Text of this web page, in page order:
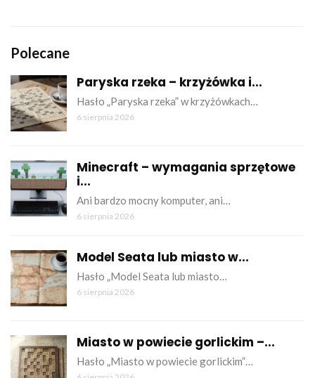
Polecane
Paryska rzeka – krzyżówka i...
Hasło „Paryska rzeka” w krzyżówkach…
6 sierpnia 2026
Minecraft – wymagania sprzętowe
i...
Ani bardzo mocny komputer, ani…
6 sierpnia 2026
Model Seata lub miasto w...
Hasło „Model Seata lub miasto…
6 sierpnia 2026
Miasto w powiecie gorlickim –...
Hasło „Miasto w powiecie gorlickim”…